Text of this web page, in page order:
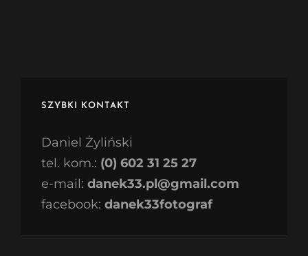
SZYBKI KONTAKT
Daniel Żyliński
tel. kom.: (0) 602 31 25 27
e-mail: danek33.pl@gmail.com
facebook: danek33fotograf